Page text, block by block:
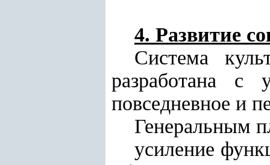
4. Развитие
Система
разработана с
повседневное и
Генеральным
усиление